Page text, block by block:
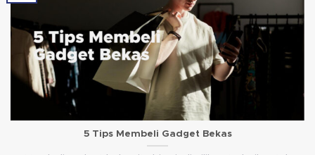
5 Tips Membeli Gadget Bekas